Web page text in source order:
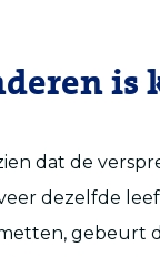
is
dat de
dezelfde
gebeurt